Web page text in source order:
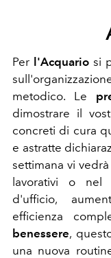
Per l'Acquariosi
metodico. Le
dimostrare il
concreti di cura
e astratte
settimana vi
lavorativi o nel
d'ufficio,
efficienza
benessere,
una nuova